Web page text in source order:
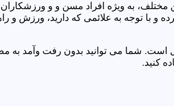
مختلف، به ویژه افراد مسن و و ورزشکاران
و با توجه به علائمی که دارید، ورزش و
است. شما می توانید بدون رفت وآمد به
کنید.